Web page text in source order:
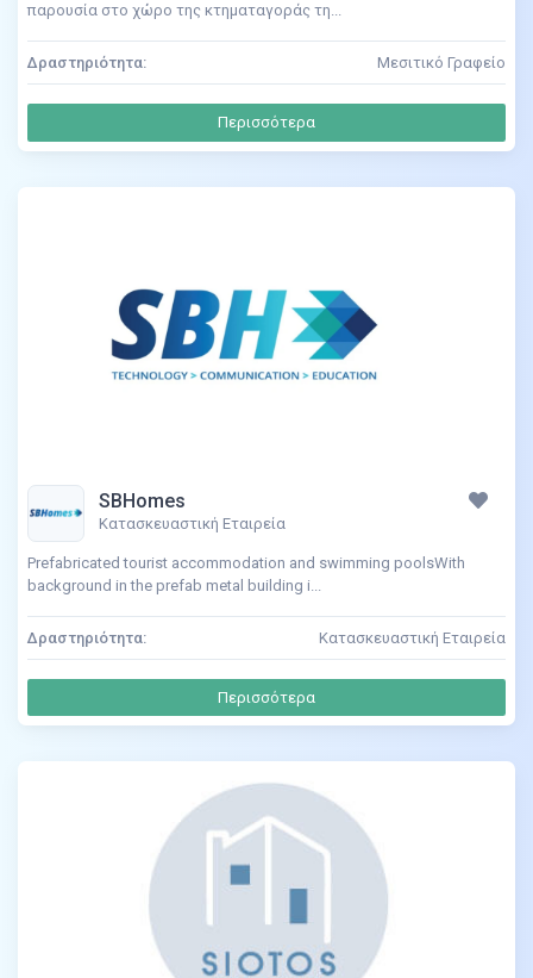
παρουσία στο χώρο της κτηματαγοράς τη...
Δραστηριότητα: Μεσιτικό Γραφείο
Περισσότερα
SBHomes
Κατασκευαστική Εταιρεία
Prefabricated tourist accommodation and swimming poolsWith
background in the prefab metal building i...
Δραστηριότητα: Κατασκευαστική Εταιρεία
Περισσότερα